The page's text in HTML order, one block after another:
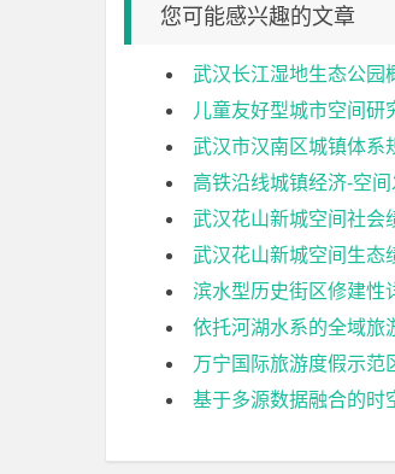
您可能感兴趣的文章
武汉长江湿地生态公园
儿童友好型城市空间研
武汉市汉南区城镇体系
高铁沿线城镇经济-空
武汉花山新城空间社会
武汉花山新城空间生态
滨水型历史街区修建性
依托河湖水系的全域旅
万宁国际旅游度假示范
基于多源数据融合的时